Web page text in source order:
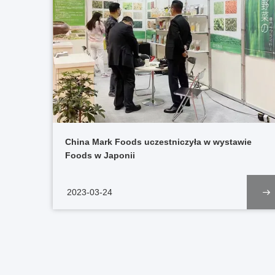
China Mark Foods uczestniczyła w wystawie
Foods w Japonii
2023-03-24